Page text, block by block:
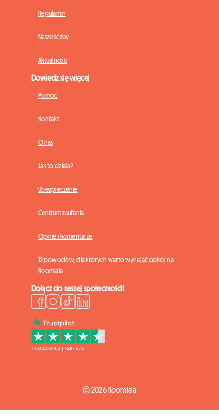
Regulamin
Nasze liczby
Aktualności
Dowiedz się więcej
Pomoc
Kontakt
O nas
Jak to działa?
Ubezpieczenie
Centrum zaufania
Opinie i komentarze
12 powodów, dla których warto wynająć pokój na
Roomlala
Dołącz do naszej społeczności!
© 2026 Roomlala